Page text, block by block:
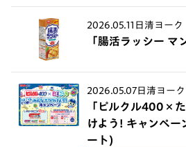
2026.05.11 日清ヨーク
「腸活ラッシー マ
2026.05.07日清ヨーク
「ピルクル400×
けよう! キャンペー
ート)